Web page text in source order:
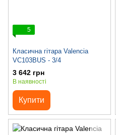
5
Класична гітара Valencia
VC103BUS - 3/4
3 642 грн
В наявності
Купити